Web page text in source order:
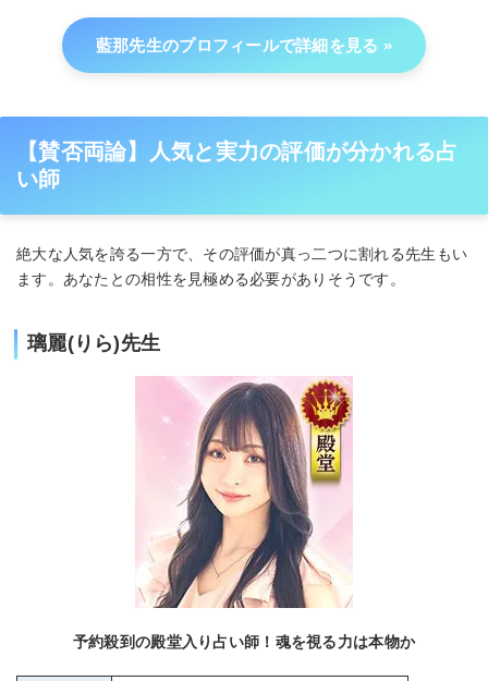
藍那先生のプロフィールで詳細を見る
【賛否両論】人気と実力の評価が分かれる占
い師
絶大な人気を誇る一方で、その評価が真っ二つに割れる先生もい
ます。あなたとの相性を見極める必要がありそうです。
璃麗(りら)先生
予約殺到の殿堂入り占い師！魂を視る力は本物か